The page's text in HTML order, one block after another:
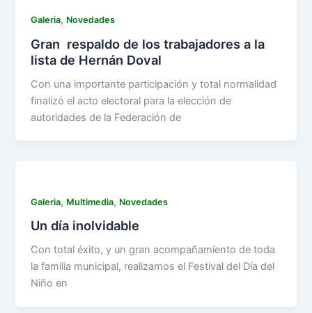
Galeria, Novedades
Gran respaldo de los trabajadores a la
lista de Hernán Doval
Con una importante participación y total normalidad
finalizó el acto electoral para la elección de
autoridades de la Federación de
Galeria, Multimedia, Novedades
Un día inolvidable
Con total éxito, y un gran acompañamiento de toda
la familia municipal, realizamos el Festival del Día del
Niño en